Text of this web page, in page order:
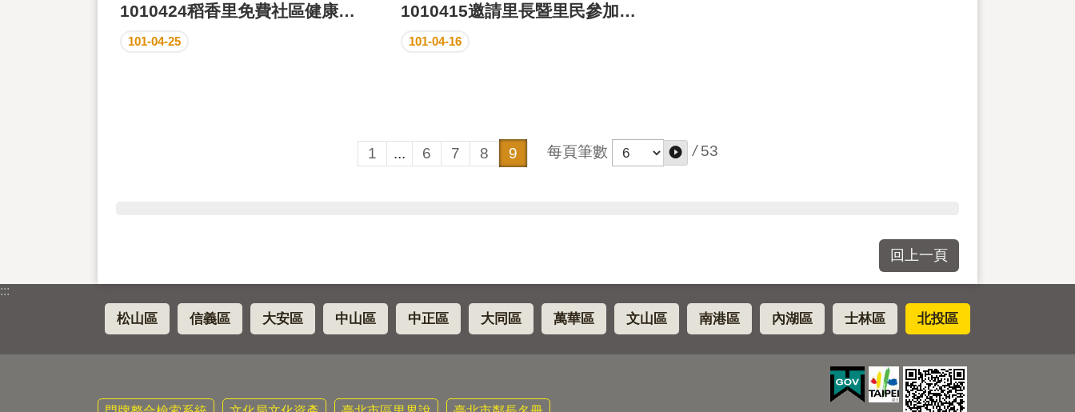
1010424稻香里免費社區健康檢查
101-04-25
1010415邀請里長暨里民參加登山健行活動
101-04-16
1 ... 6 7 8 9 每頁筆數 / 53
回上一頁
:::
松山區 信義區 大安區 中山區 中正區 大同區 萬華區 文山區 南港區 內湖區 士林區 北投區